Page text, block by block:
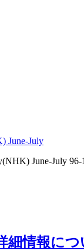
June-July
June-July 96-
細情報につ